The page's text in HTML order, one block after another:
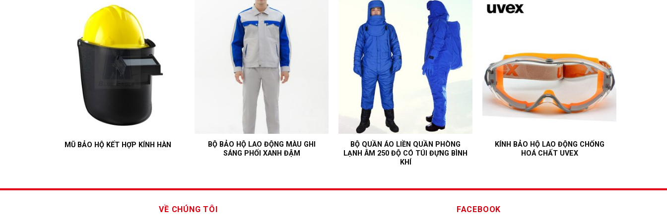
MŨ BẢO HỘ KẾT HỢP KÍNH HÀN
BỘ BẢO HỘ LAO ĐỘNG MÀU GHI
SÁNG PHỐI XANH ĐẬM
BỘ QUẦN ÁO LIỀN QUẦN PHÒNG
LẠNH ÂM 250 ĐỘ CÓ TÚI ĐỰNG BÌNH
KHÍ
KÍNH BẢO HỘ LAO ĐỘNG CHỐNG
HOÁ CHẤT UVEX
VỀ CHÚNG TÔI FACEBOOK